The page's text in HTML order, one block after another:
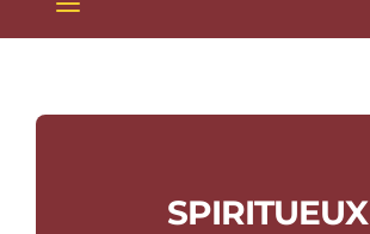
Toggle
Navigation
CHAMPAGNES & BULLES
SPIRITUEUX